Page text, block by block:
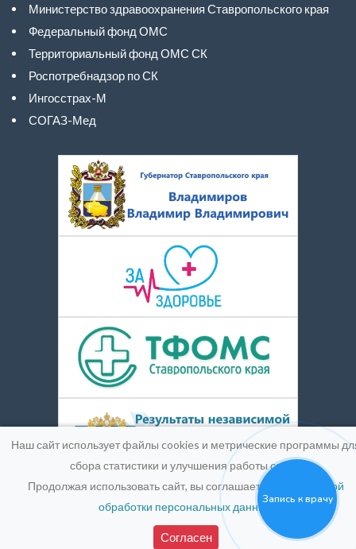
Министерство здравоохранения Ставропольского края
Федеральный фонд ОМС
Территориальный фонд ОМС СК
Роспотребнадзор по СК
Ингосстрах-М
СОГАЗ-Мед
Medpic LLC.Лицензия:ЛО-26-01-004900 от
25 марта 2019 г.
Наш сайт использует файлы cookies и метрические программы
сбора статистики и улучшения работы сайта.
Продолжая использовать сайт, вы соглашаетесь с
Политикой
обработки персональных данных.
Согласен
Запись к врачу